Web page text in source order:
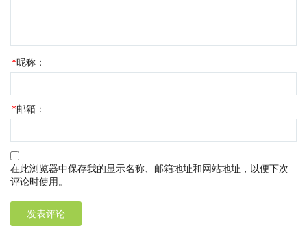
*昵称：
*邮箱：
在此浏览器中保存我的显示名称、邮箱地址和网站地址，以便下次
评论时使用。